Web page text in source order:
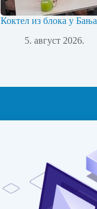
Коктел из блока у
5. август 2026.